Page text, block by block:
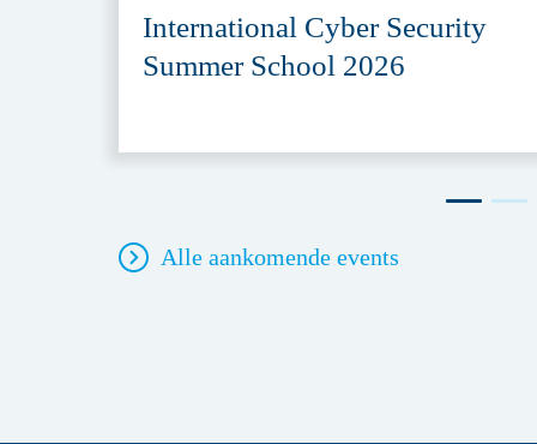
International Cyber Security
Summer School 2026
Alle aankomende events